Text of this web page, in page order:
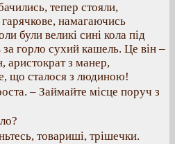
тепер стояли,
намагаючись
були великі сині кола під
горло сухий кашель. Це він –
аристократ з манер,
що сталося з людиною!
– Займайте місце поруч з
товариші, трішечки.